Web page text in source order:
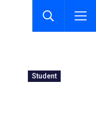
Student